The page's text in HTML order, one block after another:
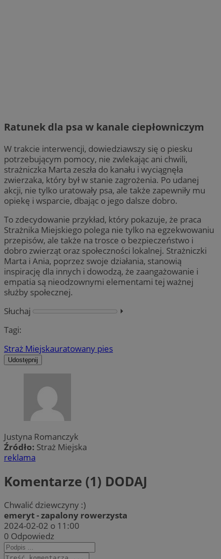
Ratunek dla psa w kanale ciepłowniczym
W trakcie interwencji, dowiedziawszy się o piesku
potrzebującym pomocy, nie zwlekając ani chwili,
strażniczka Marta zeszła do kanału i wyciągnęła
zwierzaka, który był w stanie zagrożenia. Po udanej
akcji, nie tylko uratowały psa, ale także zapewniły mu
opiekę i wsparcie, dbając o jego dalsze dobro.
To zdecydowanie przykład, który pokazuje, że praca
Strażnika Miejskiego polega nie tylko na egzekwowaniu
przepisów, ale także na trosce o bezpieczeństwo i
dobro zwierząt oraz społeczności lokalnej. Strażniczki
Marta i Ania, poprzez swoje działania, stanowią
inspirację dla innych i dowodzą, że zaangażowanie i
empatia są nieodzownymi elementami tej ważnej
służby społecznej.
Słuchaj
⏵︎
Tagi:
Straż Miejskauratowany pies
Udostępnij
Justyna Romanczyk
Źródło: Straż Miejska
reklama
Komentarze (1) DODAJ
Chwalić dziewczyny :)
emeryt - zapalony rowerzysta
2024-02-02 o 11:00
0 Odpowiedz